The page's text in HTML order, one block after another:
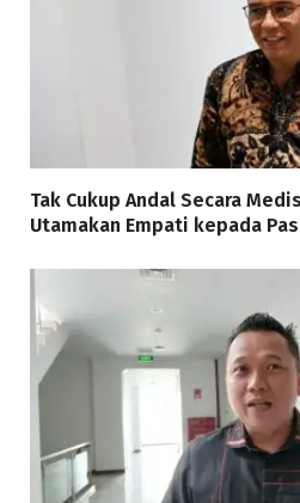
Tak Cukup Andal Secara
Utamakan Empati kepada